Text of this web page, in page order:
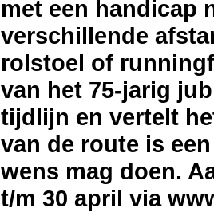
met een handicap
verschillende
rolstoel of
van het 75-jarig
tijdlijn en vertelt
van de route is
wens mag doen.
t/m 30 april via